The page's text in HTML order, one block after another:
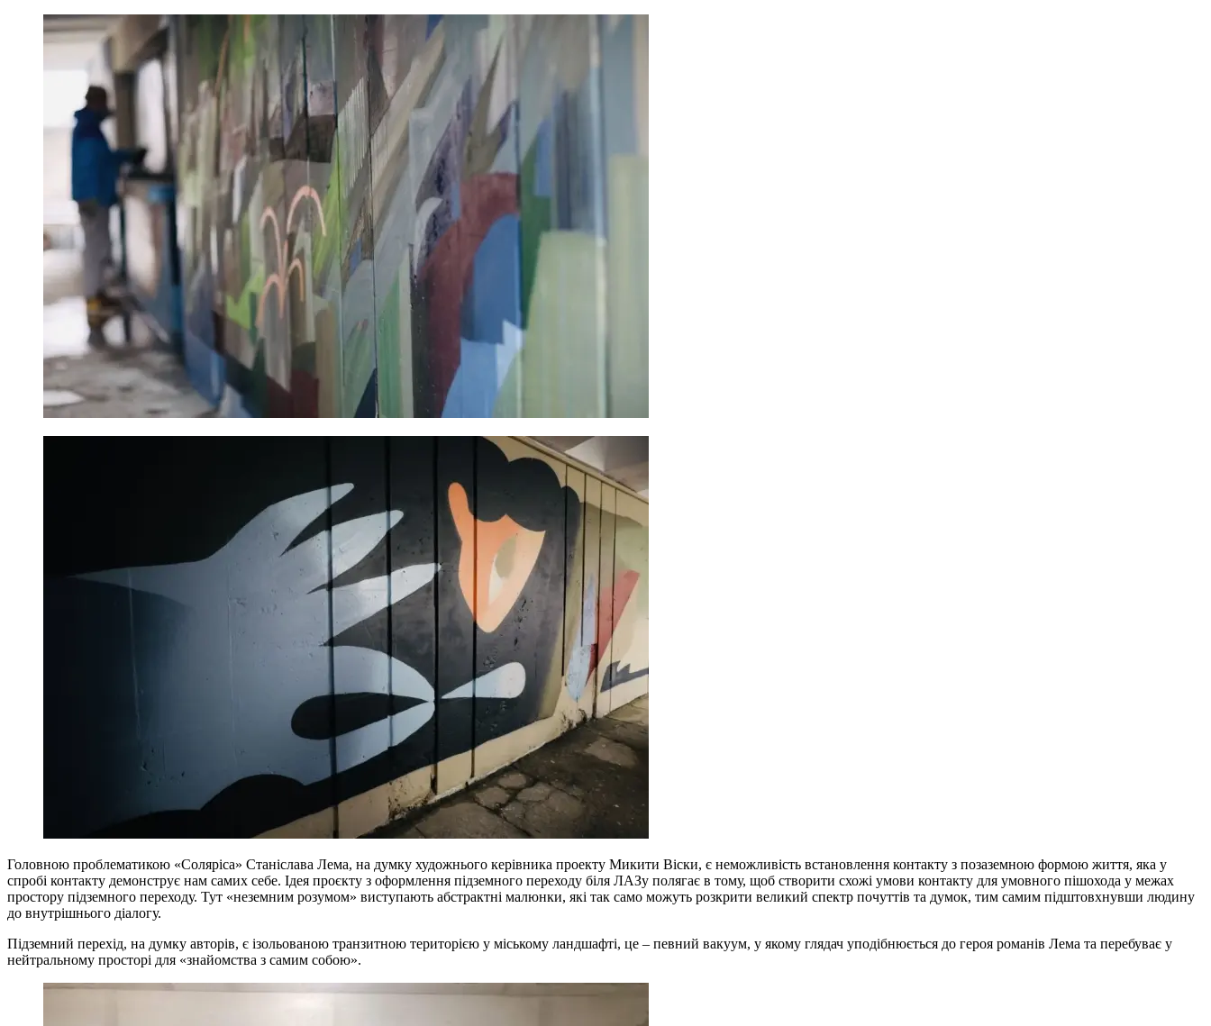
Головною проблематикою «Соляріса» Станіслава Лема, на думку художнього керівника проекту Микити Віски, є неможливість встановлення контакту з позаземною формою життя, яка у
спробі контакту демонструє нам самих себе. Ідея проєкту з оформлення підземного переходу біля ЛАЗу полягає в тому, щоб створити схожі умови контакту для умовного пішохода у межах
простору підземного переходу. Тут «неземним розумом» виступають абстрактні малюнки, які так само можуть розкрити великий спектр почуттів та думок, тим самим підштовхнувши людину
до внутрішнього діалогу.
Підземний перехід, на думку авторів, є ізольованою транзитною територією у міському ландшафті, це – певний вакуум, у якому глядач уподібнюється до героя романів Лема та перебуває у
нейтральному просторі для «знайомства з самим собою».